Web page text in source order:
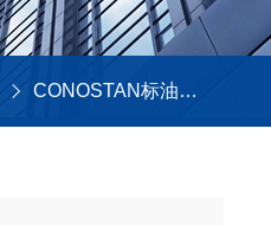
CONOSTAN标油